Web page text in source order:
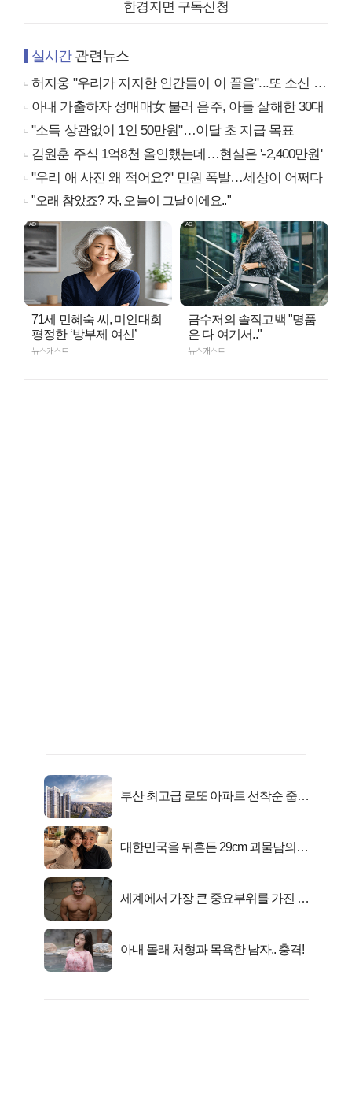
한경지면 구독신청
실시간관련뉴스
허지웅 "우리가 지지한 인간들이 이 꼴을"...또 소신 발언
아내 가출하자 성매매女 불러 음주, 아들 살해한 30대
"소득 상관없이 1인 50만원"…이달 초 지급 목표
김원훈 주식 1억8천 올인했는데…현실은 '-2,400만원'
"우리 애 사진 왜 적어요?" 민원 폭발…세상이 어쩌다
"오래 참았죠? 자, 오늘이 그날이에요.."
71세 민혜숙 씨, 미인대회
평정한 ‘방부제 여신’
뉴스캐스트
금수저의 솔직고백 "명품
은 다 여기서.."
뉴스캐스트
부산 최고급 로또 아파트 선착순 줍줍
대한민국을 뒤흔든 29cm 괴물남의
세계에서 가장 큰 중요부위를 가진 남
아내 몰래 처형과 목욕한 남자.. 충격!